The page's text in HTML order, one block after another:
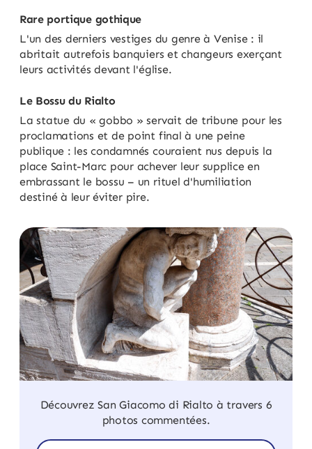
Rare portique gothique
L'un des derniers vestiges du genre à Venise : il
abritait autrefois banquiers et changeurs exerçant
leurs activités devant l'église.
Le Bossu du Rialto
La statue du « gobbo » servait de tribune pour les
proclamations et de point final à une peine
publique : les condamnés couraient nus depuis la
place Saint-Marc pour achever leur supplice en
embrassant le bossu – un rituel d'humiliation
destiné à leur éviter pire.
Découvrez San Giacomo di Rialto à travers 6
photos commentées.